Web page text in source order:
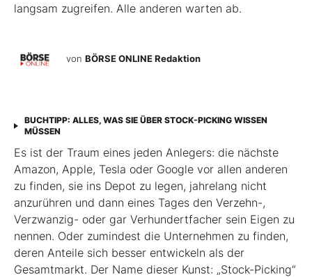
langsam zugreifen. Alle anderen warten ab.
von BÖRSE ONLINE Redaktion
BUCHTIPP: ALLES, WAS SIE ÜBER STOCK-PICKING WISSEN
MÜSSEN
Es ist der Traum eines jeden Anlegers: die nächste
Amazon, Apple, Tesla oder Google vor allen anderen
zu finden, sie ins Depot zu legen, jahrelang nicht
anzurühren und dann eines Tages den Verzehn-,
Verzwanzig- oder gar Verhundertfacher sein Eigen zu
nennen. Oder zumindest die Unternehmen zu finden,
deren Anteile sich besser entwickeln als der
Gesamtmarkt. Der Name dieser Kunst: „Stock-Picking“